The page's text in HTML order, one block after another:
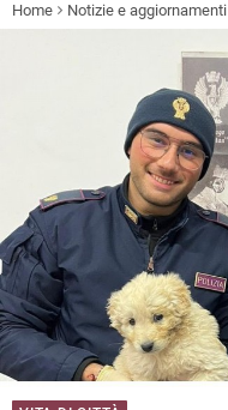
Home Notizie e aggiornamenti